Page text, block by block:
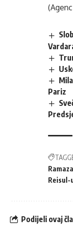
Pariz
Reisul-
Podijeli ovaj